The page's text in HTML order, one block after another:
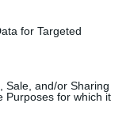
for Targeted
Sale, and/or Sharing
Purposes for which it
gratuito a
a pagamento.
utenti e rendere